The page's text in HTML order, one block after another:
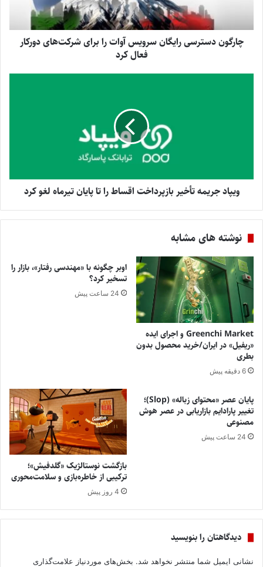
چارگون دسترسی رایگان سرویس آوات را برای شرکت‌های دورکار
فعال کرد
ویپاد جریمه تأخیر بازپرداخت اقساط را تا پایان تیرماه لغو کرد
نوشته های مشابه
Greenchi Market و اجرای ایده
«ریفیل» در ایران/خرید محصول بدون
بطری
6 دقیقه پیش
اوبر چگونه با «مهندسی رفتار»، بازار را
تسخیر کرد؟
24 ساعت پیش
پایان عصر «محتوای زباله» (Slop)؛
تغییر پارادایم بازاریابی در عصر هوش
مصنوعی
24 ساعت پیش
بازگشت نوستالژیک «گلدفیش»؛
ترکیبی از خاطره‌بازی و سلامت‌محوری
4 روز پیش
دیدگاهتان را بنویسید
نشانی ایمیل شما منتشر نخواهد شد. بخش‌های موردنیاز علامت‌گذاری